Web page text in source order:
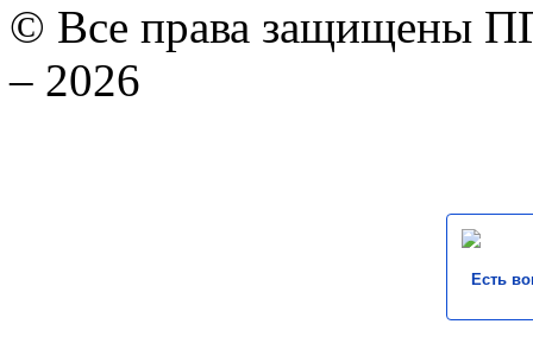
© Все права защищены
– 2026
Есть